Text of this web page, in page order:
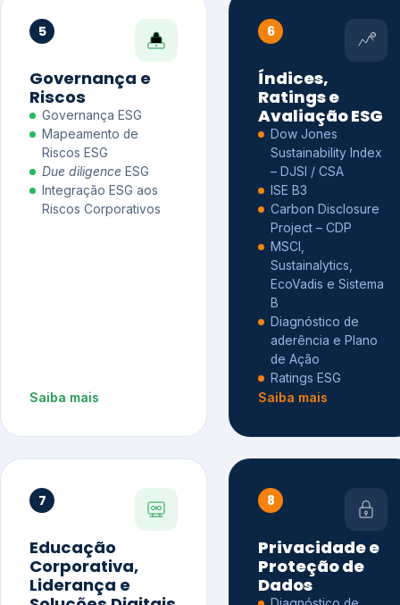
5
Governança e
Riscos
Governança ESG
Mapeamento de
Riscos ESG
Due diligence ESG
Integração ESG aos
Riscos Corporativos
Saiba mais
6
Índices,
Ratings e
Avaliação ESG
Dow Jones
Sustainability Index
– DJSI / CSA
ISE B3
Carbon Disclosure
Project – CDP
MSCI,
Sustainalytics,
EcoVadis e Sistema
B
Diagnóstico de
aderência e Plano
de Ação
Ratings ESG
Saiba mais
7
Educação
Corporativa,
Liderança e
8
Privacidade e
Proteção de
Dados